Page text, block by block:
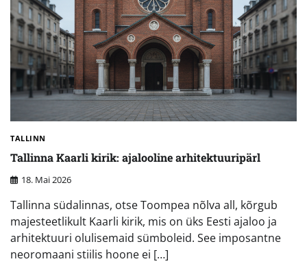
TALLINN
Tallinna Kaarli kirik: ajalooline arhitektuuripärl
18. Mai 2026
Tallinna südalinnas, otse Toompea nõlva all, kõrgub
majesteetlikult Kaarli kirik, mis on üks Eesti ajaloo ja
arhitektuuri olulisemaid sümboleid. See imposantne
neoromaani stiilis hoone ei […]